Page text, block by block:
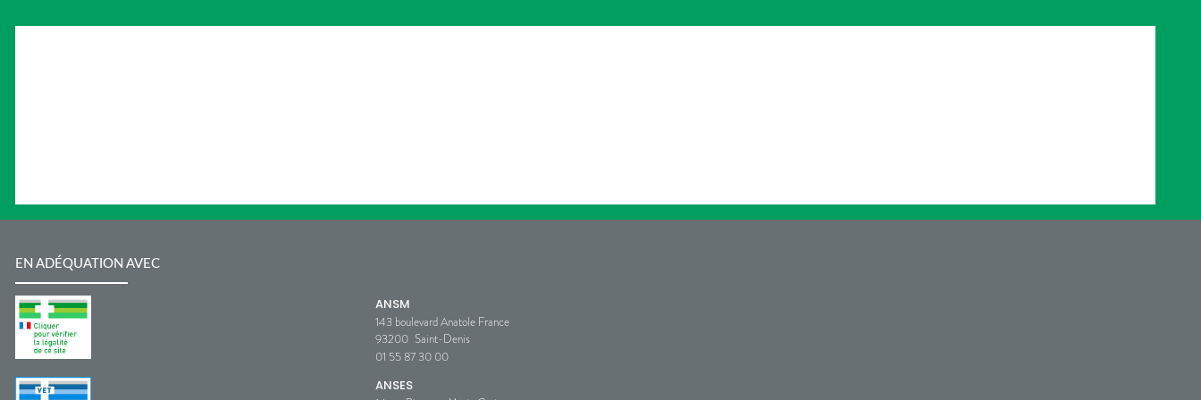
EN ADÉQUATION AVEC
ANSM
143 boulevard Anatole France
93200 Saint-Denis
01 55 87 30 00
ANSES